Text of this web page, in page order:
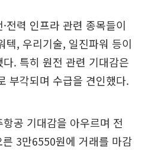
전력 인프라 관련 종목들이
텍, 우리기술, 일진파워 등이
. 특히 원전 관련 기대감은
부각되며 수급을 견인했다.
공 기대감을 아우르며 전
3만6550원에 거래를 마감